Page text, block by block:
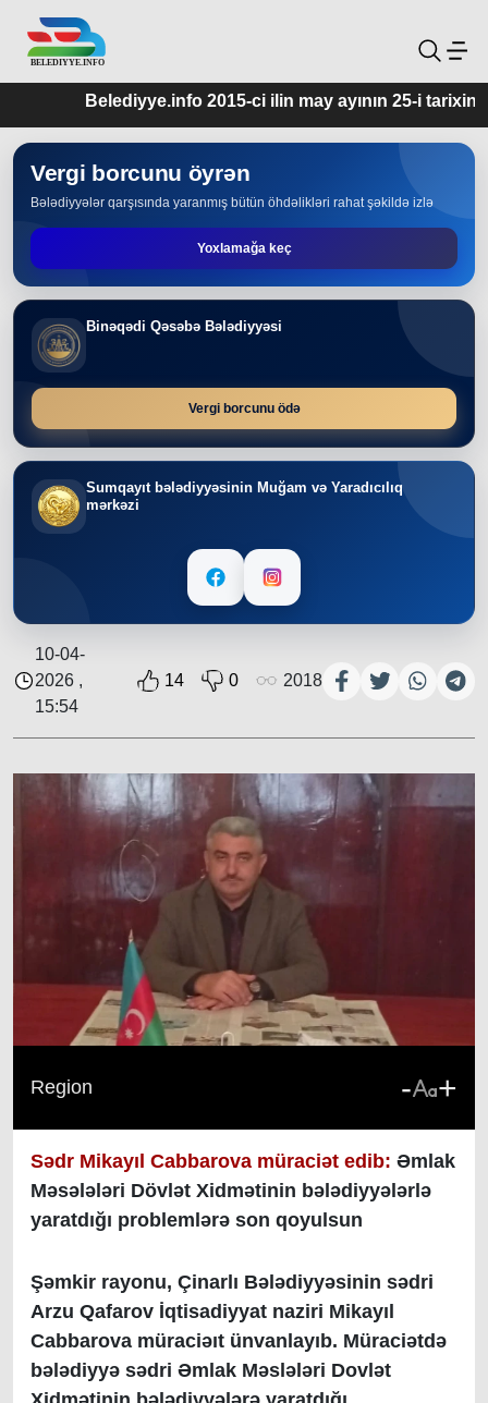
Belediyye.info 2015-ci ilin may ayının 25-i
Vergi borcunu öyrən
Bələdiyyələr qarşısında yaranmış bütün öhdəlikləri rahat şəkildə izlə
Yoxlamağa keç
Binəqədi Qəsəbə Bələdiyyəsi
Vergi borcunu ödə
Sumqayıt bələdiyyəsinin Muğam və Yaradıcılıq
mərkəzi
10-04-
2026 ,
15:54
14 0 2018
Region - +
Sədr Mikayıl Cabbarova müraciət edib: Əmlak
Məsələləri Dövlət Xidmətinin bələdiyyələrlə
yaratdığı problemlərə son qoyulsun
Şəmkir rayonu, Çinarlı Bələdiyyəsinin sədri
Arzu Qafarov İqtisadiyyat naziri Mikayıl
Cabbarova müraciəıt ünvanlayıb. Müraciətdə
bələdiyyə sədri Əmlak Məslələri Dovlət